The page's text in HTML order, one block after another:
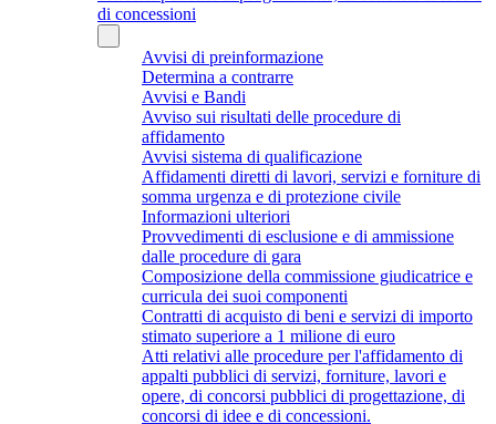
di concessioni
Avvisi di preinformazione
Determina a contrarre
Avvisi e Bandi
Avviso sui risultati delle procedure di
affidamento
Avvisi sistema di qualificazione
Affidamenti diretti di lavori, servizi e forniture di
somma urgenza e di protezione civile
Informazioni ulteriori
Provvedimenti di esclusione e di ammissione
dalle procedure di gara
Composizione della commissione giudicatrice e
curricula dei suoi componenti
Contratti di acquisto di beni e servizi di importo
stimato superiore a 1 milione di euro
Atti relativi alle procedure per l'affidamento di
appalti pubblici di servizi, forniture, lavori e
opere, di concorsi pubblici di progettazione, di
concorsi di idee e di concessioni.